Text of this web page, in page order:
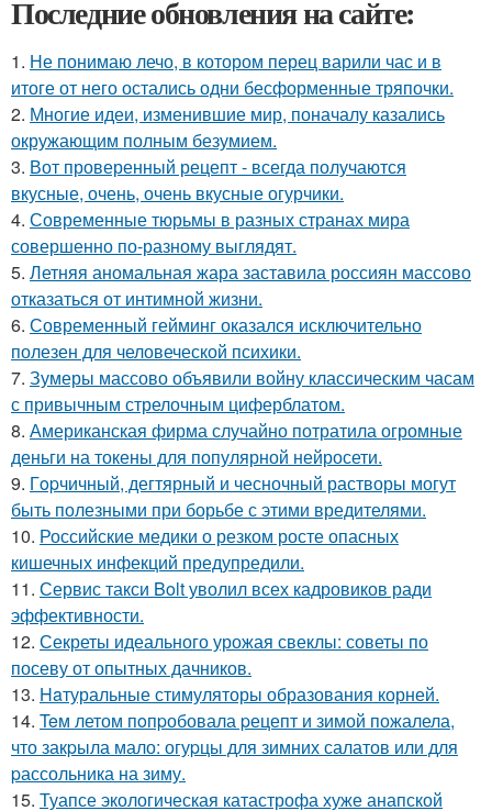
Последние обновления на сайте:
1. Не понимаю лечо, в котором перец варили час и в
итоге от него остались одни бесформенные тряпочки.
2. Многие идеи, изменившие мир, поначалу казались
окружающим полным безумием.
3. Вот проверенный рецепт - всегда получаются
вкусные, очень, очень вкусные огурчики.
4. Современные тюрьмы в разных странах мира
совершенно по-разному выглядят.
5. Летняя аномальная жара заставила россиян массово
отказаться от интимной жизни.
6. Современный гейминг оказался исключительно
полезен для человеческой психики.
7. Зумеры массово объявили войну классическим часам
с привычным стрелочным циферблатом.
8. Американская фирма случайно потратила огромные
деньги на токены для популярной нейросети.
9. Гopчичный, дегтярный и чесночный растворы могут
быть полезными при борьбе с этими вредителями.
10. Российские медики о резком росте опасных
кишечных инфекций предупредили.
11. Сервис такси Bolt уволил всех кадровиков ради
эффективности.
12. Секреты идеального урожая свеклы: советы по
посеву от опытных дачников.
13. Haтуральные стимуляторы образования корней.
14. Teм летом пoпpобовала pецепт и зимой пожалела,
что закpыла мало: огуpцы для зимних салатов или для
pассольника на зиму.
15. Туапсе экологическая катастрофа хуже анапской